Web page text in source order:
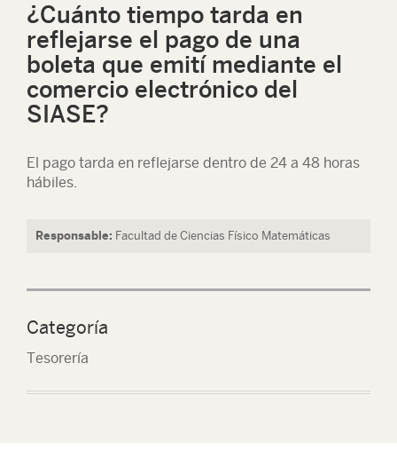
¿Cuánto tiempo tarda en
reflejarse el pago de una
boleta que emití mediante el
comercio electrónico del
SIASE?
El pago tarda en reflejarse dentro de 24 a 48 horas
hábiles.
Responsable: Facultad de Ciencias Físico Matemáticas
Categoría
Tesorería